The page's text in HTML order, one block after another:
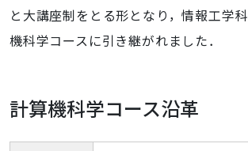
と大講座制をとる形となり，情報工学
機科学コースに引き継がれました．
計算機科学コース沿革